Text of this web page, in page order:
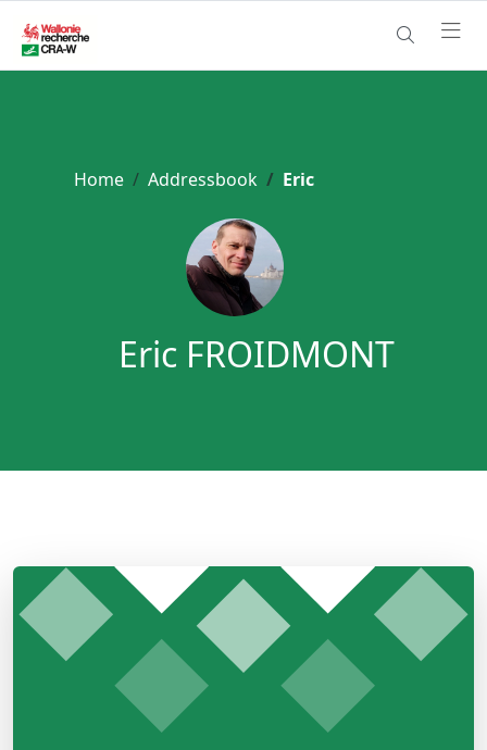
Home Addressbook Eric
Eric FROIDMONT